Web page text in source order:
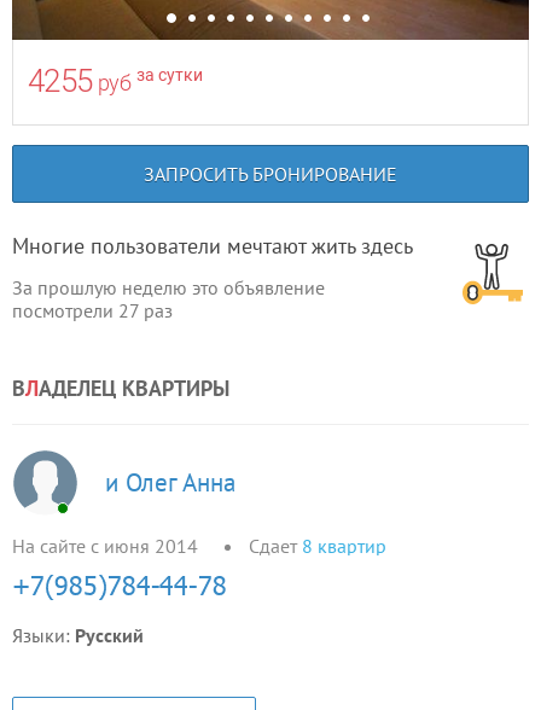
4255 руб за сутки
ЗАПРОСИТЬ БРОНИРОВАНИЕ
Многие пользователи мечтают жить здесь
За прошлую неделю это объявление
посмотрели 27 раз
ВЛАДЕЛЕЦ КВАРТИРЫ
и Олег Анна
На сайте с июня 2014 Сдает 8 квартир
Языки: Русский